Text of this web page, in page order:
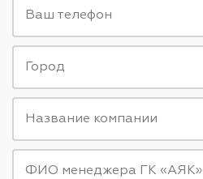
Ваш телефон
Город
Название компании
ФИО менеджера ГК «АЯК»